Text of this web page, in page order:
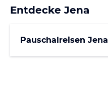
Entdecke Jena
Pauschalreisen Jena